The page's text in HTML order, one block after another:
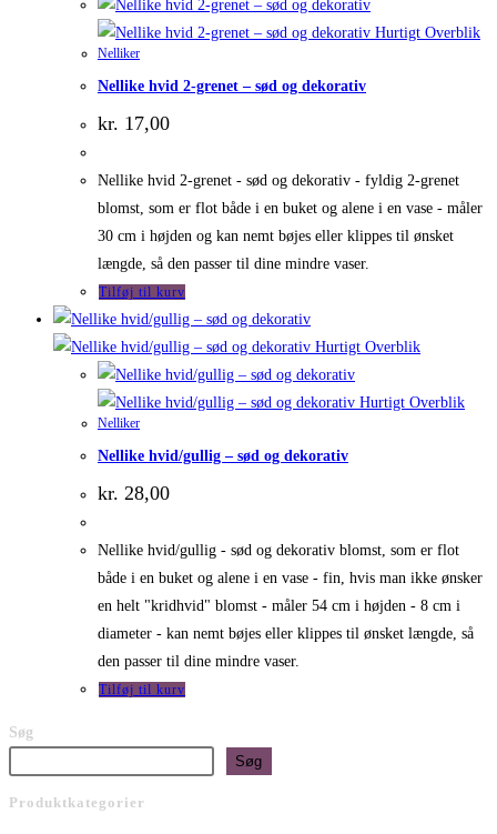
Hurtigt Overblik
Nelliker
Nellike hvid 2-grenet – sød og dekorativ
kr. 17,00
Nellike hvid 2-grenet - sød og dekorativ - fyldig 2-grenet
blomst, som er flot både i en buket og alene i en vase - måler
30 cm i højden og kan nemt bøjes eller klippes til ønsket
længde, så den passer til dine mindre vaser.
Tilføj til kurv
Hurtigt Overblik
Hurtigt Overblik
Nelliker
Nellike hvid/gullig – sød og dekorativ
kr. 28,00
Nellike hvid/gullig - sød og dekorativ blomst, som er flot
både i en buket og alene i en vase - fin, hvis man ikke ønsker
en helt "kridhvid" blomst - måler 54 cm i højden - 8 cm i
diameter - kan nemt bøjes eller klippes til ønsket længde, så
den passer til dine mindre vaser.
Tilføj til kurv
Søg
Søg
Produktkategorier